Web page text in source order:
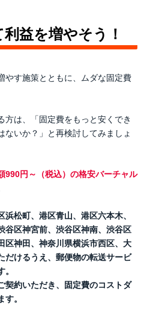
益を増やそう！
やす施策とともに、ムダな固定費
方は、「固定費をもっと安くでき
ないか？」と再検討してみましょ
990円～（税込）の格安バーチャル
松町、港区青山、港区六本木、
谷区神宮前、渋谷区神南、渋谷区
区神田、神奈川県横浜市西区、大
だけるうえ、郵便物の転送サービ
契約いただき、固定費のコストダ
。